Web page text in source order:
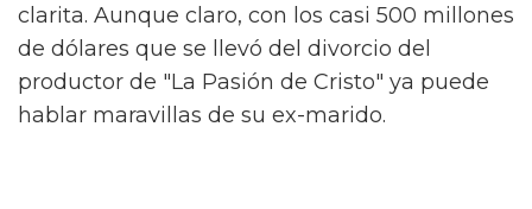
clarita. Aunque claro, con los casi 500 millones
de dólares que se llevó del divorcio del
productor de "La Pasión de Cristo" ya puede
hablar maravillas de su ex-marido.